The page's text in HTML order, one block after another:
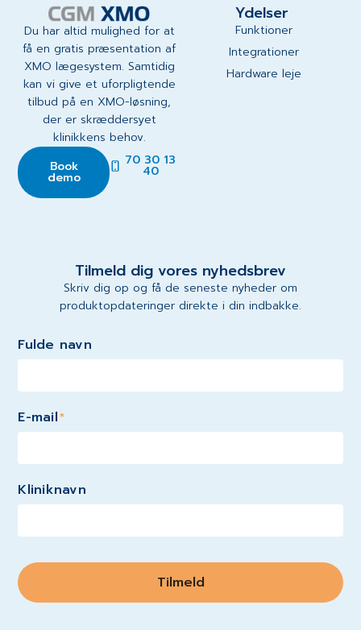
Du har altid mulighed for at
få en gratis præsentation af
XMO lægesystem. Samtidig
kan vi give et uforpligtende
tilbud på en XMO-løsning,
der er skræddersyet
klinikkens behov.
Book
demo
70 30 13
40
Ydelser
Funktioner
Integrationer
Hardware leje
Tilmeld dig vores nyhedsbrev
Skriv dig op og få de seneste nyheder om
produktopdateringer direkte i din indbakke.
Fulde navn
E-mail*
Kliniknavn
Tilmeld